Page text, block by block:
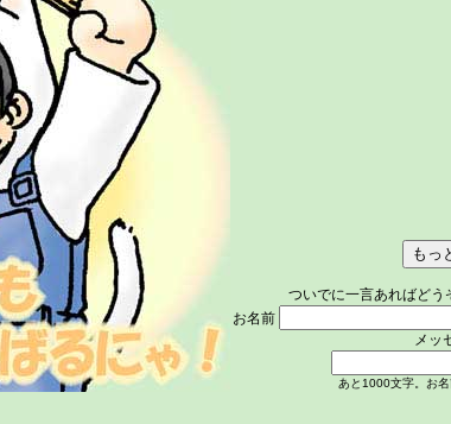
ついでに一言あればど
お名前
メッ
あと 1000文字。お名